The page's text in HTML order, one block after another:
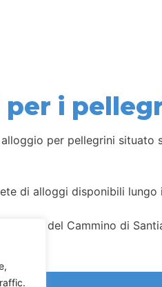
i
per pellegrini situato
di alloggi disponibili lungo
alloggi del Cammino di